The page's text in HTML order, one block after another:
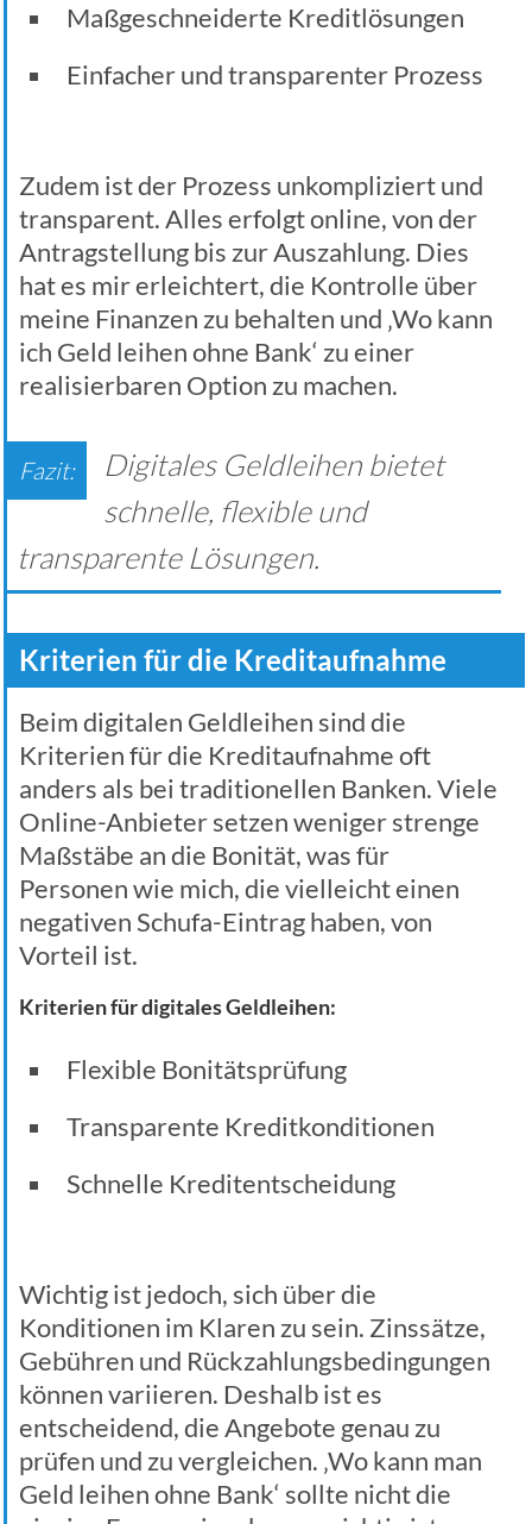
Maßgeschneiderte Kreditlösungen
Einfacher und transparenter Prozess
Zudem ist der Prozess unkompliziert und
transparent. Alles erfolgt online, von der
Antragstellung bis zur Auszahlung. Dies
hat es mir erleichtert, die Kontrolle über
meine Finanzen zu behalten und ‚Wo kann
ich Geld leihen ohne Bank‘ zu einer
realisierbaren Option zu machen.
Digitales Geldleihen bietet
schnelle, flexible und
transparente Lösungen.
Kriterien für die Kreditaufnahme
Beim digitalen Geldleihen sind die
Kriterien für die Kreditaufnahme oft
anders als bei traditionellen Banken. Viele
Online-Anbieter setzen weniger strenge
Maßstäbe an die Bonität, was für
Personen wie mich, die vielleicht einen
negativen Schufa-Eintrag haben, von
Vorteil ist.
Kriterien für digitales Geldleihen:
Flexible Bonitätsprüfung
Transparente Kreditkonditionen
Schnelle Kreditentscheidung
Wichtig ist jedoch, sich über die
Konditionen im Klaren zu sein. Zinssätze,
Gebühren und Rückzahlungsbedingungen
können variieren. Deshalb ist es
entscheidend, die Angebote genau zu
prüfen und zu vergleichen. ‚Wo kann man
Geld leihen ohne Bank‘ sollte nicht die